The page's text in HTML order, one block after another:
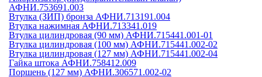
АФНИ.753691.003
Втулка (ЗИП) бронза АФНИ.713191.004
Втулка нажимная АФНИ.713341.019
Втулка цилиндровая (90 мм) АФНИ.715441.001-01
Втулка цилиндровая (100 мм) АФНИ.715441.002-02
Втулка цилиндровая (127 мм) АФНИ.715441.002-04
Гайка штока АФНИ.758412.009
Поршень (127 мм) АФНИ.306571.002-02